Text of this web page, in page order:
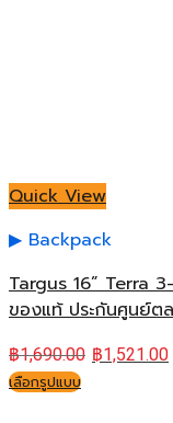
Quick View
Backpack
Targus 16” Terra
ของแท้ ประกันศูนย์ต
฿1,690.00 ฿1,521.00
เลือกรูปแบบ